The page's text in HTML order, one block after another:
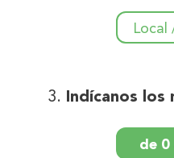
Local
Indícanos los
de 0